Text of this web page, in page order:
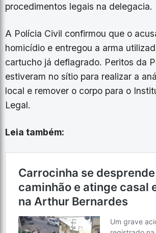
procedimentos legais na delegacia.
A Polícia Civil confirmou que o
homicídio e entregou a arma
cartucho já deflagrado. Peritos da
estiveram no sítio para realizar a
local e remover o corpo para o
Legal.
Leia também: